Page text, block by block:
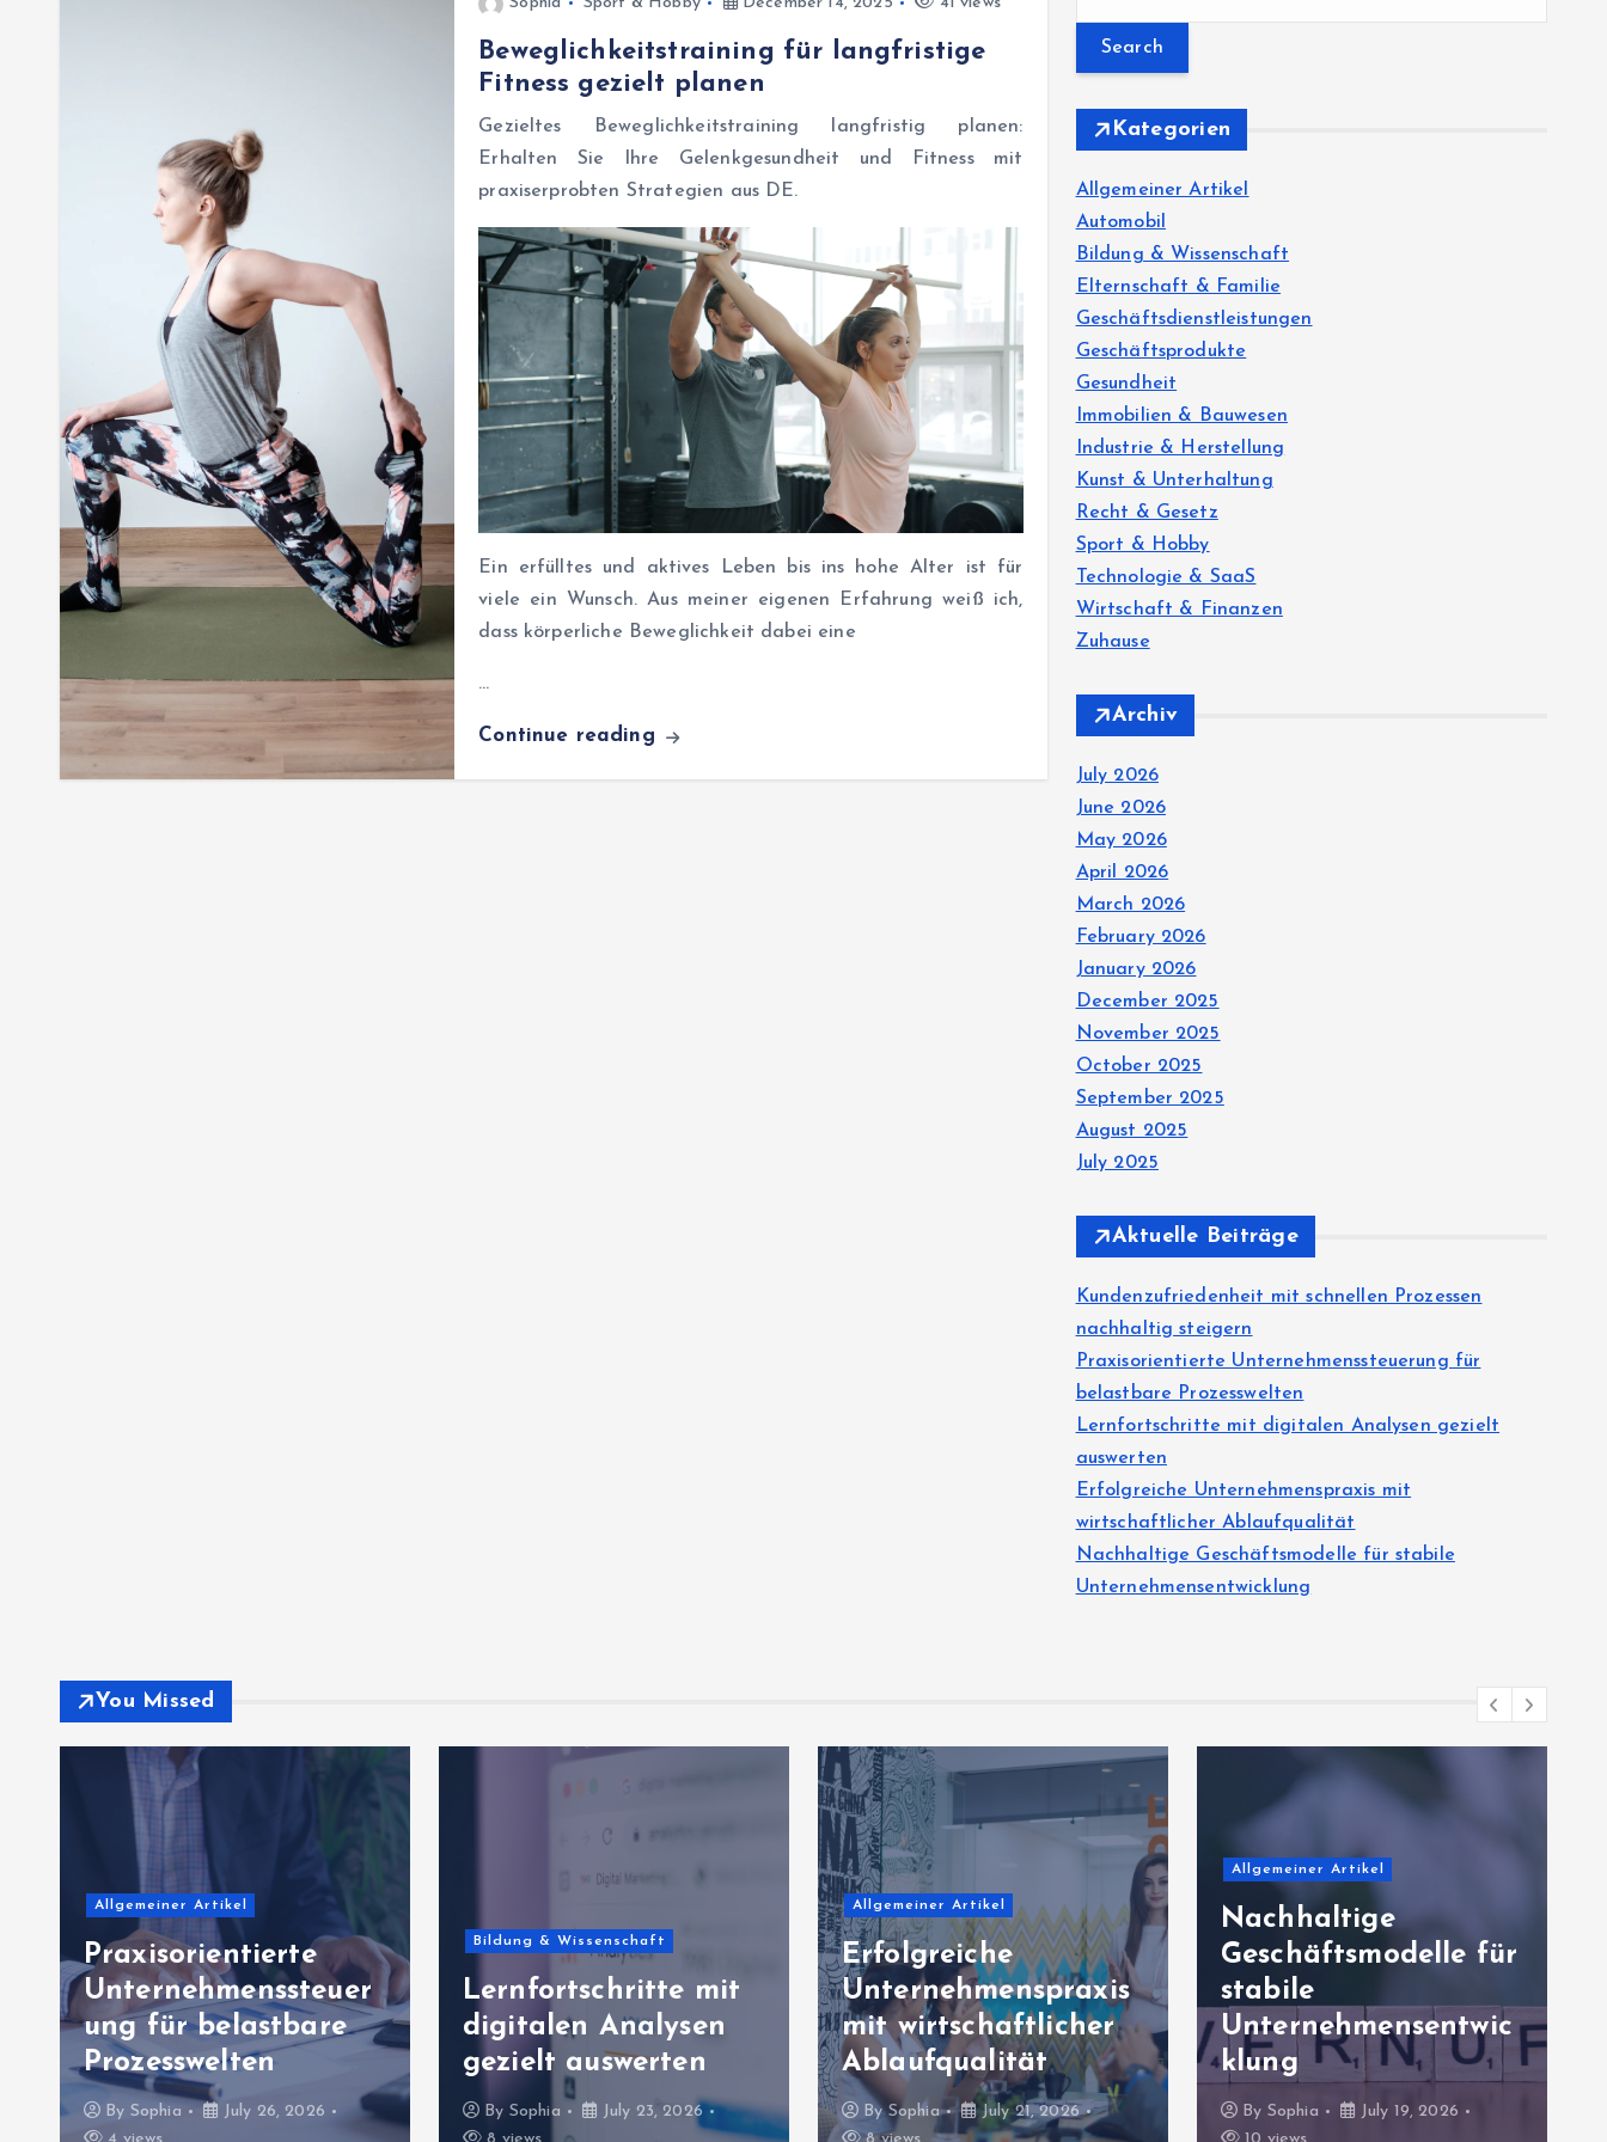
Beweglichkeitstraining für langfristige
Fitness gezielt planen
Gezieltes Beweglichkeitstraining langfristig planen:
Erhalten Sie Ihre Gelenkgesundheit und Fitness mit
praxiserprobten Strategien aus DE.
Ein erfülltes und aktives Leben bis ins hohe Alter ist für
viele ein Wunsch. Aus meiner eigenen Erfahrung weiß ich,
dass körperliche Beweglichkeit dabei eine
…
Continue reading
r
c
o
r
:
Kategorien
Allgemeiner Artikel
Automobil
Bildung & Wissenschaft
Elternschaft & Familie
Geschäftsdienstleistungen
Geschäftsprodukte
Gesundheit
Immobilien & Bauwesen
Industrie & Herstellung
Kunst & Unterhaltung
Recht & Gesetz
Sport & Hobby
Technologie & SaaS
Wirtschaft & Finanzen
Zuhause
Archiv
July 2026
June 2026
May 2026
April 2026
March 2026
February 2026
January 2026
December 2025
November 2025
October 2025
September 2025
August 2025
July 2025
Aktuelle Beiträge
Kundenzufriedenheit mit schnellen Prozessen
nachhaltig steigern
Praxisorientierte Unternehmenssteuerung für
belastbare Prozesswelten
Lernfortschritte mit digitalen Analysen gezielt
auswerten
Erfolgreiche Unternehmenspraxis mit
wirtschaftlicher Ablaufqualität
Nachhaltige Geschäftsmodelle für stabile
Unternehmensentwicklung
You Missed
Allgemeiner Artikel
Praxisorientierte
Unternehmenssteuer
ung für belastbare
Prozesswelten
By Sophia
July 26, 2026
Bildung & Wissenschaft
Lernfortschritte mit
digitalen Analysen
gezielt auswerten
By Sophia
July 23, 2026
Allgemeiner Artikel
Erfolgreiche
Unternehmenspraxis
mit wirtschaftlicher
Ablaufqualität
BySophia
July 21, 2026
Allgemeiner Artikel
Nachhaltige
Geschäftsmodelle für
stabile
Unternehmensentwic
klung
By Sophia
July 19, 2026